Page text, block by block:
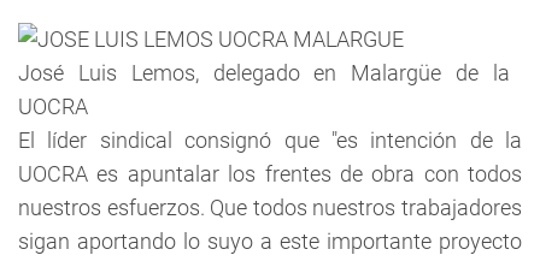
José Luis Lemos, delegado en Malargüe de la
UOCRA
El líder sindical consignó que "es intención de la
UOCRA es apuntalar los frentes de obra con todos
nuestros esfuerzos. Que todos nuestros trabajadores
sigan aportando lo suyo a este importante proyecto